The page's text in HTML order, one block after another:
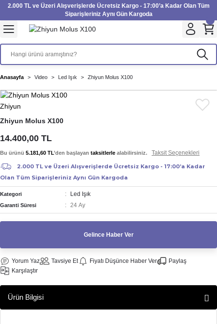
2.000 TL ve Üzeri Alışverişlerde Ücretsiz Kargo - 17:00’a Kadar Olan Tüm
Siparişleriniz Aynı Gün Kargoda
Geri Dön
Geri Dön
Geri Dön
Geri Dön
Geri Dön
Geri Dön
Geri Dön
Geri Dön
Geri Dön
Geri Dön
Geri Dön
Geri Dön
Anasayfa Video Led Işık Zhiyun Molus X100
Zhiyun
Zhiyun Molus X100
14.400,00 TL
Bu ürünü 5.181,60 TL’den başlayan taksitlerle alabilirsiniz.
Taksit Seçenekleri
2.000 TL ve Üzeri Alışverişlerde Ücretsiz Kargo - 17:00’a Kadar
Olan Tüm Siparişleriniz Aynı Gün Kargoda
Kategori Led Işık
Garanti Süresi 24 Ay
Gelince Haber Ver
Yorum Yaz Tavsiye Et Fiyatı Düşünce Haber Ver
Paylaş
Karşılaştır
Ürün Bilgisi